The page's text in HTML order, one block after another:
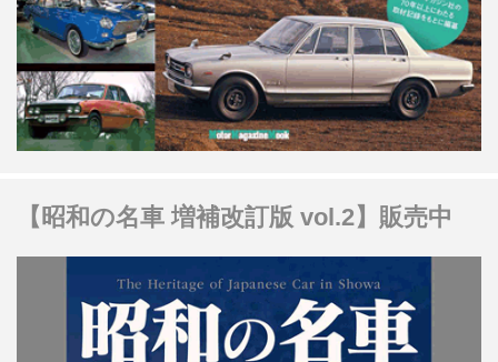
【昭和の名車 増補改訂版 vol.2】販売中